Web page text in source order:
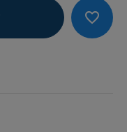
favorite_border